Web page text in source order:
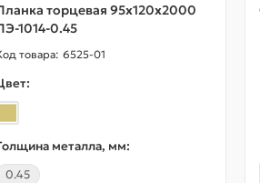
торцевая 95х120х2000
1014-0.45
6525-01
металла, мм:
0.45